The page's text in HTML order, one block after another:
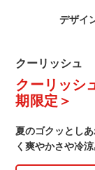
期
限
＞
デザイ
ク
リ
ッ
シ
商
品
一
覧
クーリッシュ
クーリッシ
期限定＞
夏のゴクッとし
く爽やかさや冷